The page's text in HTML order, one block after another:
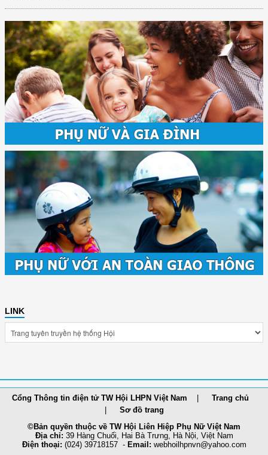
LINK
Cổng Thông tin điện tử TW Hội LHPN Việt Nam
Trang chủ
Sơ đồ trang
©Bản quyền thuộc về TW Hội Liên Hiệp Phụ Nữ Việt Nam
Địa chỉ: 39 Hàng Chuối, Hai Bà Trưng, Hà Nội, Việt Nam
Điện thoại: (024) 39718157 - Email: webhoilhpnvn@yahoo.com